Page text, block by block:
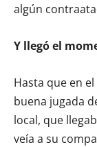
algún
Y llegó el
Hasta que en
buena jugada
local, que
veía a su